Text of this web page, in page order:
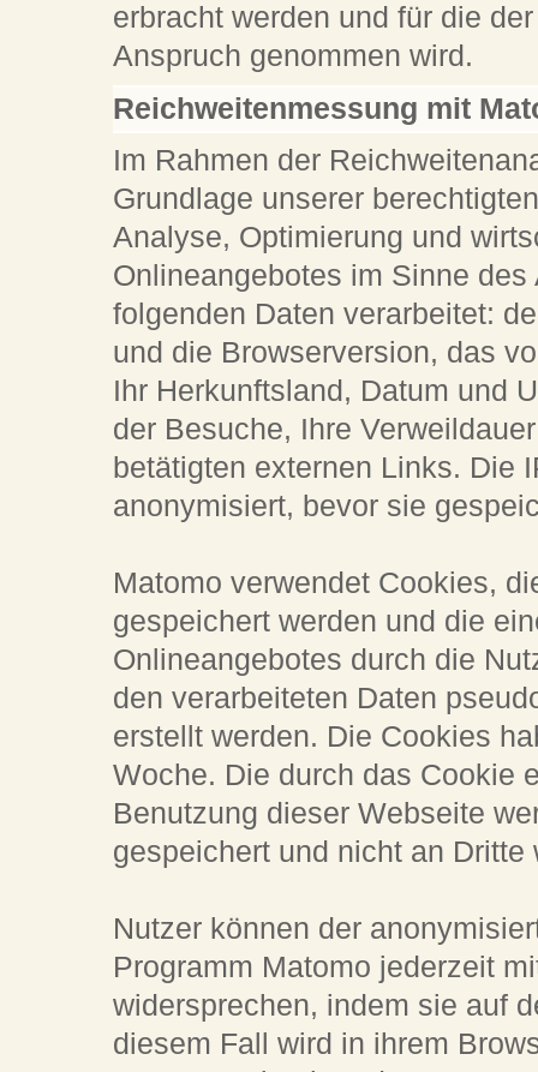
erbracht werden und für die
Anspruch genommen wird.
Reichweitenmessung mit
Im Rahmen der
Grundlage unserer
Analyse, Optimierung und
Onlineangebotes im Sinne
folgenden Daten verarbeitet:
und die Browserversion, das
Ihr Herkunftsland, Datum und
der Besuche, Ihre
betätigten externen Links. Die
anonymisiert, bevor sie
Matomo verwendet Cookies,
gespeichert werden und die
Onlineangebotes durch die
den verarbeiteten Daten
erstellt werden. Die Cookies
Woche. Die durch das Cookie
Benutzung dieser Webseite
gespeichert und nicht an Dritte
Nutzer können der
Programm Matomo jederzeit
widersprechen, indem sie auf
diesem Fall wird in ihrem